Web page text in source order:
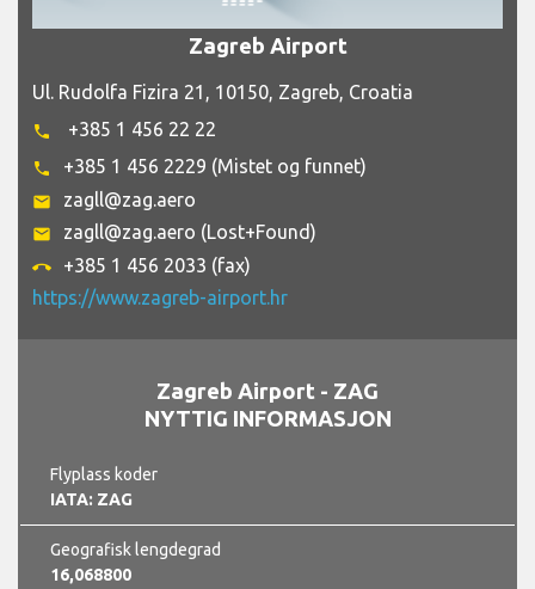
Zagreb Airport
Ul. Rudolfa Fizira 21, 10150, Zagreb, Croatia
phone +385 1 456 22 22
phone +385 1 456 2229 (Mistet og funnet)
email zagll@zag.aero
email zagll@zag.aero (Lost+Found)
call_end
+385 1 456 2033 (fax)
https://www.zagreb-airport.hr
Zagreb Airport - ZAG
NYTTIG INFORMASJON
Flyplass koder
IATA: ZAG
Geografisk lengdegrad
16,068800